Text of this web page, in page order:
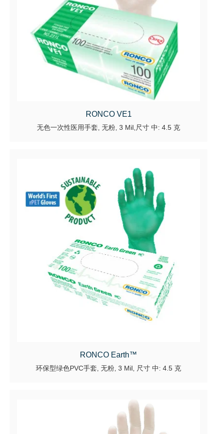
RONCO VE1
无色一次性医用手套, 无粉, 3 Mil,尺寸 中: 4.5 克
RONCO Earth™
环保型绿色PVC手套, 无粉, 3 Mil, 尺寸 中: 4.5 克